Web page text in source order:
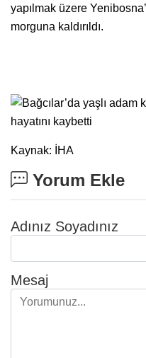
yapılmak üzere
morguna kaldırıldı.
Kaynak: İHA
Yorum Ekle
Adınız Soyadınız
Mesaj